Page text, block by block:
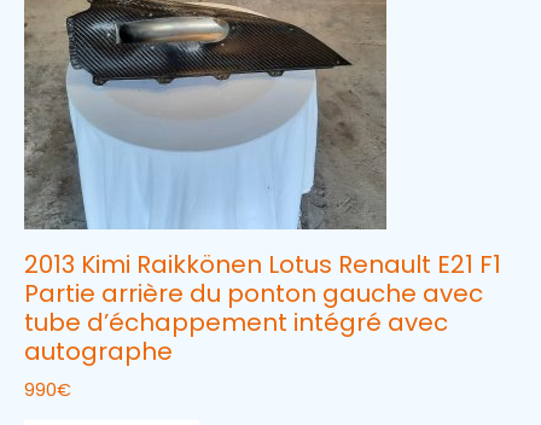
2013 Kimi Raikkönen Lotus Renault E21 F1
Partie arrière du ponton gauche avec
tube d’échappement intégré avec
autographe
990€